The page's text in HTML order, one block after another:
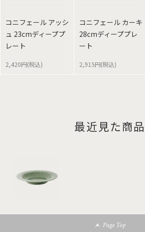
コニフェール アッシ
ュ 23cmディーププ
レート
2,420円(税込)
コニフェール カーキ
28cmディーププレ
ート
2,915円(税込)
最近見た商品
Page Top